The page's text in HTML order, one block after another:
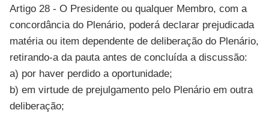
Artigo 28 - O Presidente ou qualquer Membro, com a
concordância do Plenário, poderá declarar prejudicada
matéria ou item dependente de deliberação do Plenário,
retirando-a da pauta antes de concluída a discussão:
a) por haver perdido a oportunidade;
b) em virtude de prejulgamento pelo Plenário em outra
deliberação;